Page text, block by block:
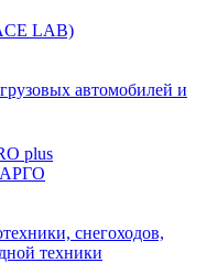
LAB)
автомобилей и
plus
снегоходов,
техники